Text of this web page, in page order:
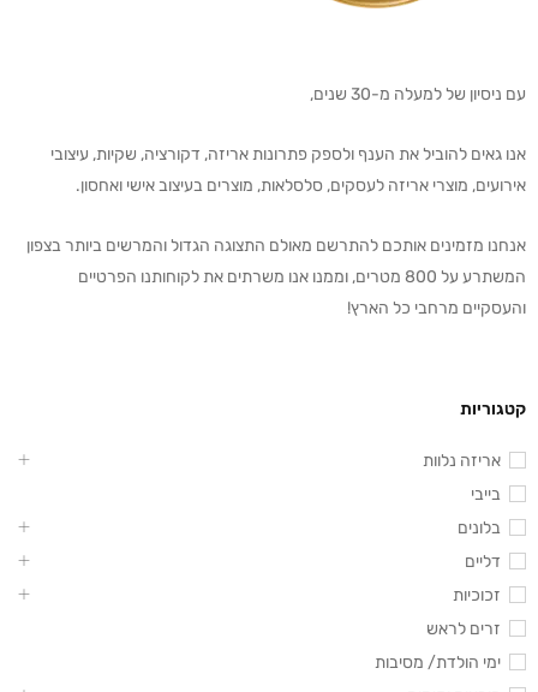
עם ניסיון של למעלה מ-30 שנים,
אנו גאים להוביל את הענף ולספק פתרונות אריזה, דקורציה, שקיות, עיצובי
אירועים, מוצרי אריזה לעסקים, סלסלאות, מוצרים בעיצוב אישי ואחסון.
אנחנו מזמינים אותכם להתרשם מאולם התצוגה הגדול והמרשים ביותר בצפון
המשתרע על 800 מטרים, וממנו אנו משרתים את לקוחותנו הפרטיים
והעסקיים מרחבי כל הארץ!
קטגוריות
אריזה נלוות
בייבי
בלונים
דליים
זכוכיות
זרים לראש
ימי הולדת/ מסיבות